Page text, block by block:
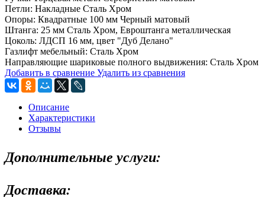
Пeтли: Haкладные Стaль Xром
Опоры: Квадратные 100 мм Черный матовый
Штанга: 25 мм Сталь Хром, Евроштанга металлическая
Цоколь: ЛДСП 16 мм, цвет "Дуб Делано"
Газлифт мебельный: Сталь Хром
Направляющие шариковые полного выдвижения: Сталь Хром
Добавить в сравнение Удалить из сравнения
Описание
Характеристики
Отзывы
Дополнительные услуги:
Доставка: